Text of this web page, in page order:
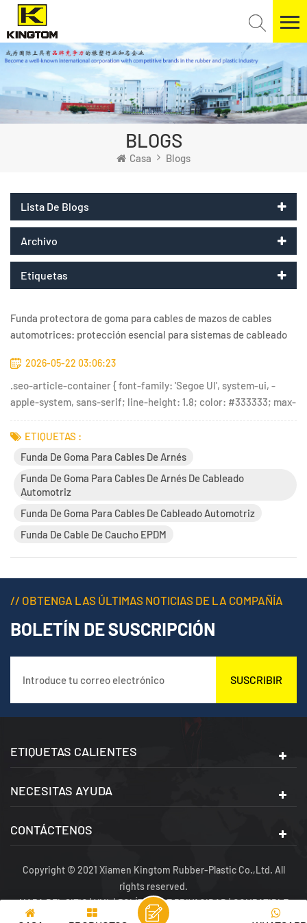
BLOGS
Casa Blogs
Lista De Blogs
Archivo
Etiquetas
Funda protectora de goma para cables de mazos de cables
automotrices: protección esencial para sistemas de cableado
2026-05-22 03:06:23
.seo-article-container { font-family: 'Segoe UI', system-ui, -
apple-system, sans-serif; line-height: 1.8; color: #333333; max-
container h2 { color: #0044cc; font-size: 24px;...
ETIQUETAS :
Funda De Goma Para Cables De Arnés
Funda De Goma Para Cables De Arnés De Cableado
Automotriz
Funda De Goma Para Cables De Cableado Automotriz
Funda De Cable De Caucho EPDM
// OBTENGA LAS ÚLTIMAS NOTICIAS DE LA COMPAÑÍA
BOLETÍN DE SUSCRIPCIÓN
SUSCRIBIR
ETIQUETAS CALIENTES
NECESITAS AYUDA
CONTÁCTENOS
Copyright © 2021 Xiamen Kingtom Rubber-Plastic Co.,Ltd. All
rights reserved.
MAPA DEL SITIO|XML|POLÍTICA DE PRIVACIDAD|COMPATIBLE
CON RED IPV6